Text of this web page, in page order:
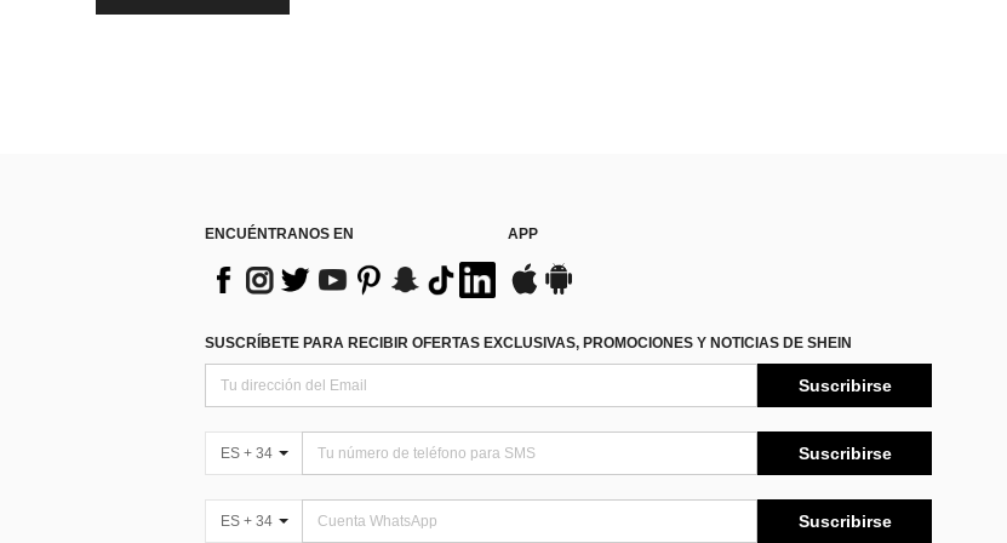
ENCUÉNTRANOS EN APP
SUSCRÍBETE PARA RECIBIR OFERTAS EXCLUSIVAS, PROMOCIONES Y NOTICIAS DE SHEIN
Suscribirse
ES + 34 Suscribirse
ES + 34 Suscribirse